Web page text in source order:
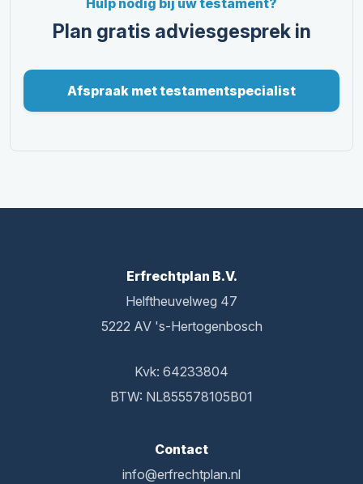
Plan gratis adviesgesprek in
Afspraak met testamentspecialist
Erfrechtplan B.V.
Helftheuvelweg 47
5222 AV 's-Hertogenbosch
Kvk: 64233804
BTW: NL855578105B01
Contact
info@erfrechtplan.nl